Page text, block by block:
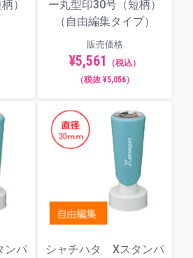
）
ー丸型印30号（短柄）
（自由編集タイプ）
販売価格
¥5,561
（税込）
（税抜 ¥5,056）
ンパ
シャチハタ Xスタンパ